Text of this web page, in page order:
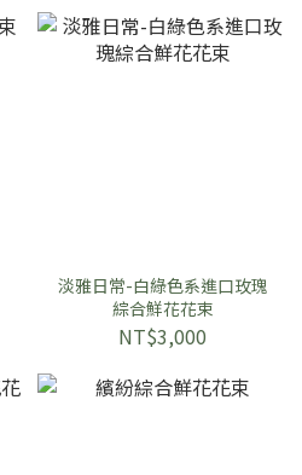
淡雅日常-白綠色系進口玫瑰
綜合鮮花花束
NT$3,000